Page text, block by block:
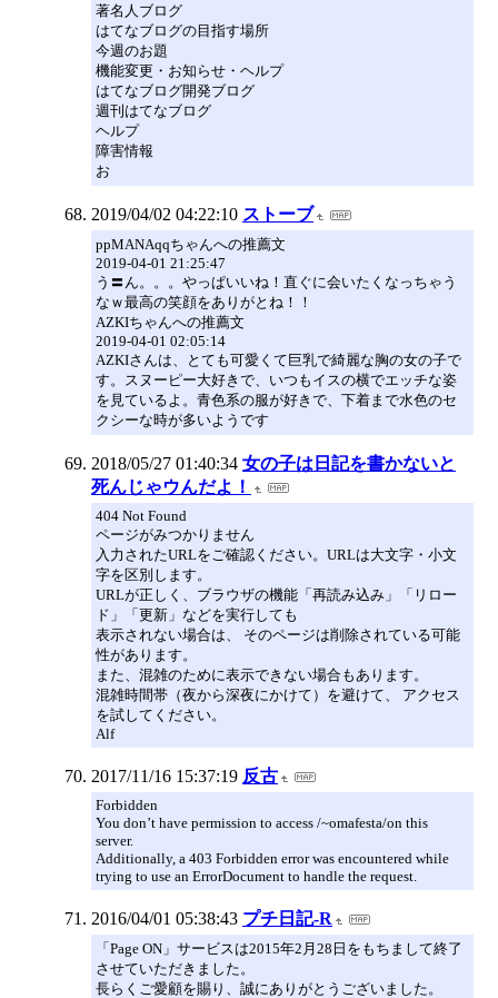
著名人ブログ
はてなブログの目指す場所
今週のお題
機能変更・お知らせ・ヘルプ
はてなブログ開発ブログ
週刊はてなブログ
ヘルプ
障害情報
お
2019/04/02 04:22:10 ストーブ
ppMANAqqちゃんへの推薦文
2019-04-01 21:25:47
う〓ん。。。やっぱいいね！直ぐに会いたくなっちゃう
なｗ最高の笑顔をありがとね！！
AZKIちゃんへの推薦文
2019-04-01 02:05:14
AZKIさんは、とても可愛くて巨乳で綺麗な胸の女の子で
す。スヌーピー大好きで、いつもイスの横でエッチな姿
を見ているよ。青色系の服が好きで、下着まで水色のセ
クシーな時が多いようです
2018/05/27 01:40:34 女の子は日記を書かないと
死んじゃウんだよ！
404 Not Found
ページがみつかりません
入力されたURLをご確認ください。URLは大文字・小文
字を区別します。
URLが正しく、ブラウザの機能「再読み込み」「リロー
ド」「更新」などを実行しても
表示されない場合は、 そのページは削除されている可能
性があります。
また、混雑のために表示できない場合もあります。
混雑時間帯（夜から深夜にかけて）を避けて、 アクセス
を試してください。
Alf
2017/11/16 15:37:19 反古
Forbidden
You don’t have permission to access /~omafesta/on this
server.
Additionally, a 403 Forbidden error was encountered while
trying to use an ErrorDocument to handle the request.
2016/04/01 05:38:43 プチ日記-R
「Page ON」サービスは2015年2月28日をもちまして終了
させていただきました。
長らくご愛顧を賜り、誠にありがとうございました。